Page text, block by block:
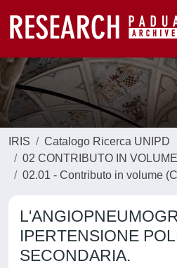
IRIS
Catalogo Ricerca UNIPD
02 CONTRIBUTO IN VOLUME
02.01 - Contributo in volume
IPERTENSIONE
SECONDARIA.